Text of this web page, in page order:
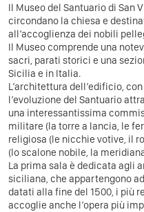
Il Museo del Santuario di San
circondano la chiesa e
all’accoglienza dei nobili
Il Museo comprende una
sacri, parati storici e una
Sicilia e in Italia.
L’architettura dell’edificio,
l’evoluzione del Santuario
una interessantissima
militare (la torre a lancia, le
religiosa (le nicchie votive, il
(lo scalone nobile, la
La prima sala è dedicata agli
siciliana, che appartengono
datati alla fine del 1500, i più
accoglie anche l’opera più